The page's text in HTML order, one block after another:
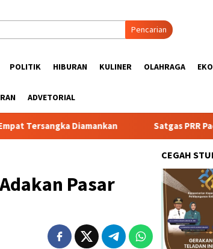
Pencarian
POLITIK HIBURAN KULINER OLAHRAGA
ADVETORIAL
Diamankan Satgas PRR Pacu Realisasi
Pasar
CEGAH